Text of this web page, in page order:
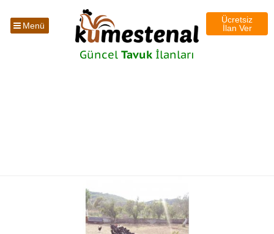
Menü
Ücretsiz
İlan Ver
Güncel Tavuk İlanları